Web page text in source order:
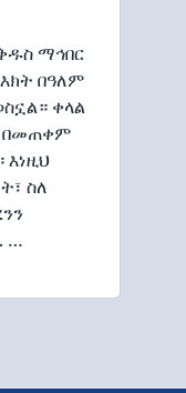
ማኅበር
በዓለም
ቀላል
በመጠቀም
ስለ
…